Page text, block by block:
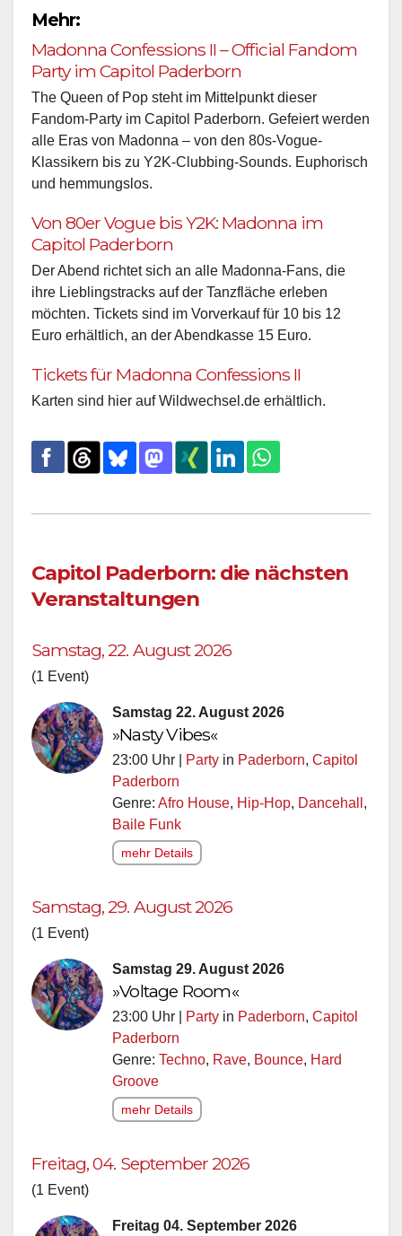
Mehr:
Madonna Confessions II – Official Fandom
Party im Capitol Paderborn
The Queen of Pop steht im Mittelpunkt dieser
Fandom-Party im Capitol Paderborn. Gefeiert werden
alle Eras von Madonna – von den 80s-Vogue-
Klassikern bis zu Y2K-Clubbing-Sounds. Euphorisch
und hemmungslos.
Von 80er Vogue bis Y2K: Madonna im
Capitol Paderborn
Der Abend richtet sich an alle Madonna-Fans, die
ihre Lieblingstracks auf der Tanzfläche erleben
möchten. Tickets sind im Vorverkauf für 10 bis 12
Euro erhältlich, an der Abendkasse 15 Euro.
Tickets für Madonna Confessions II
Karten sind hier auf Wildwechsel.de erhältlich.
Capitol Paderborn: die nächsten
Veranstaltungen
Samstag, 22. August 2026
(1 Event)
Samstag 22. August 2026
»Nasty Vibes«
23:00 Uhr | Party in Paderborn, Capitol
Paderborn
Genre: Afro House, Hip-Hop, Dancehall ,
Baile Funk
mehr Details
Samstag, 29. August 2026
(1 Event)
Samstag 29. August 2026
»Voltage Room«
23:00 Uhr | Party in Paderborn, Capitol
Paderborn
Genre: Techno, Rave, Bounce, Hard
Groove
mehr Details
Freitag, 04. September 2026
(1 Event)
Freitag 04. September 2026